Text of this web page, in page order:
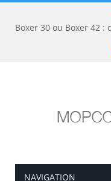
NAVIGATION